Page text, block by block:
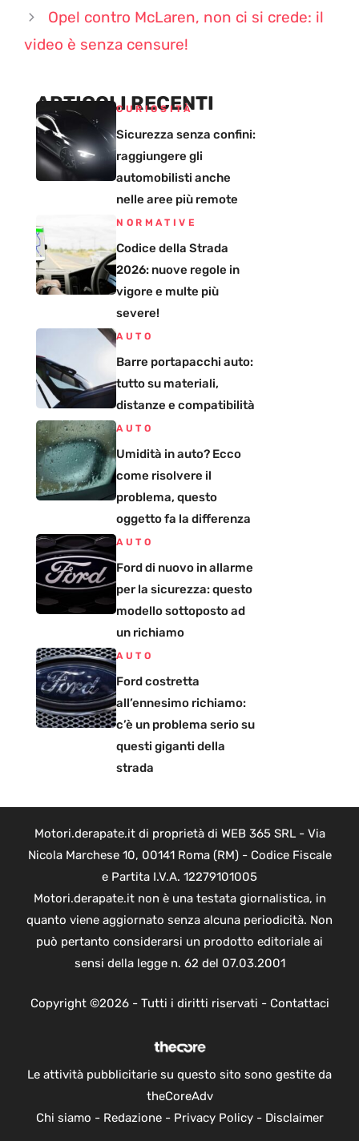
Opel contro McLaren, non ci si crede: il
video è senza censure!
ARTICOLI RECENTI
CURIOSITÀ
Sicurezza senza confini:
raggiungere gli
automobilisti anche
nelle aree più remote
NORMATIVE
Codice della Strada
2026: nuove regole in
vigore e multe più
severe!
AUTO
Barre portapacchi auto:
tutto su materiali,
distanze e compatibilità
AUTO
Umidità in auto? Ecco
come risolvere il
problema, questo
oggetto fa la differenza
AUTO
Ford di nuovo in allarme
per la sicurezza: questo
modello sottoposto ad
un richiamo
AUTO
Ford costretta
all’ennesimo richiamo:
c’è un problema serio su
questi giganti della
strada
Motori.derapate.it di proprietà di WEB 365 SRL - Via
Nicola Marchese 10, 00141 Roma (RM) - Codice Fiscale
e Partita I.V.A. 12279101005
Motori.derapate.it non è una testata giornalistica, in
quanto viene aggiornato senza alcuna periodicità. Non
può pertanto considerarsi un prodotto editoriale ai
sensi della legge n. 62 del 07.03.2001
Copyright ©2026 - Tutti i diritti riservati - Contattaci
Le attività pubblicitarie su questo sito sono gestite da
theCoreAdv
Chi siamo - Redazione- Privacy Policy- Disclaimer